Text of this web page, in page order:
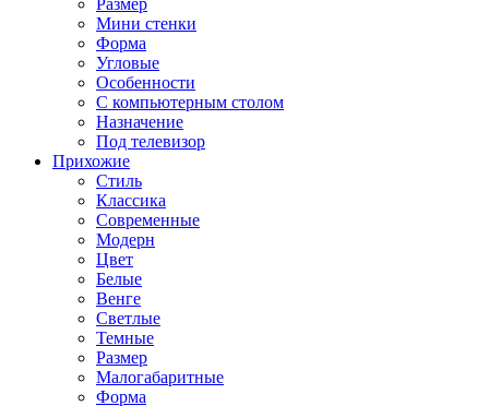
Размер
Мини стенки
Форма
Угловые
Особенности
С компьютерным столом
Назначение
Под телевизор
Прихожие
Стиль
Классика
Современные
Модерн
Цвет
Белые
Венге
Светлые
Темные
Размер
Малогабаритные
Форма